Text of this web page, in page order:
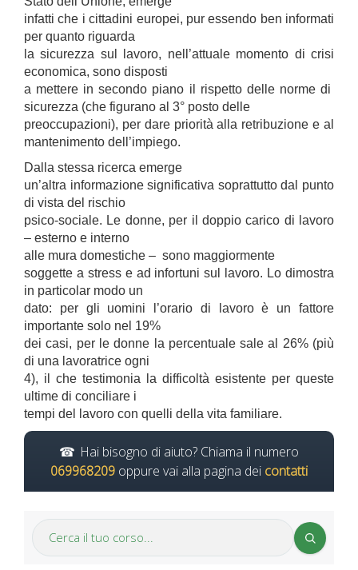
infatti che i cittadini europei, pur essendo ben informati
per quanto riguarda
la sicurezza sul lavoro, nell’attuale momento di crisi
economica, sono disposti
a mettere in secondo piano il rispetto delle norme di
sicurezza (che figurano al 3° posto delle
preoccupazioni), per dare priorità alla retribuzione e al
mantenimento dell’impiego.
Dalla stessa ricerca emerge
un’altra informazione significativa soprattutto dal punto
di vista del rischio
psico-sociale. Le donne, per il doppio carico di lavoro
– esterno e interno
alle mura domestiche – sono maggiormente
soggette a stress e ad infortuni sul lavoro. Lo dimostra
in particolar modo un
dato: per gli uomini l’orario di lavoro è un fattore
importante solo nel 19%
dei casi, per le donne la percentuale sale al 26% (più
di una lavoratrice ogni
4), il che testimonia la difficoltà esistente per queste
ultime di conciliare i
tempi del lavoro con quelli della vita familiare.
Hai bisogno di aiuto? Chiama il numero
069968209 oppure vai alla pagina dei contatti